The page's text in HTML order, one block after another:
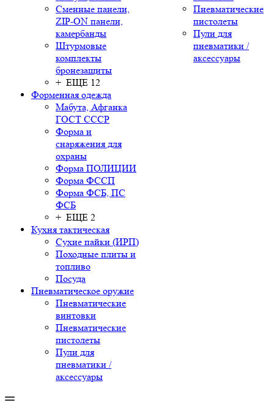
Сменные панели,
ZIP-ON панели,
камербанды
Штурмовые
комплекты
бронезащиты
+ ЕЩЕ 12
Форменная одежда
Мабута, Афганка
ГОСТ СССР
Форма и
снаряжения для
охраны
Форма ПОЛИЦИИ
Форма ФССП
Форма ФСБ, ПС
ФСБ
+ ЕЩЕ 2
Кухня тактическая
Сухие пайки (ИРП)
Походные плиты и
топливо
Посуда
Пневматическое оружие
Пневматические
винтовки
Пневматические
пистолеты
Пули для
пневматики /
аксессуары
Пневматические
пистолеты
Пули для
пневматики /
аксессуары